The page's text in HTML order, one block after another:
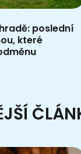
poslední
které